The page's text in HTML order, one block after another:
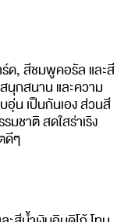
ด, สีชมพูคอรัล และสี
นุกสนาน และความ
อุ่น เป็นกันเอง ส่วนสี
ชาติ สดใสร่าเริง
ดีๆ